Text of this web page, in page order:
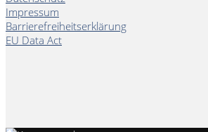
Impressum
Barrierefreiheitserklärung
EU Data Act